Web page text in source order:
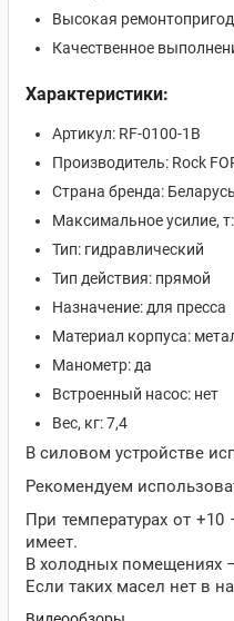
Высокая
Качественное
Характеристики:
Артикул: RF-0100-1B
Производитель: Rock
Страна бренда: Беларусь
Максимальное усилие,
Тип: гидравлический
Тип действия: прямой
Назначение: для пресса
Материал корпуса:
Манометр: да
Встроенный насос: нет
Вес, кг: 7,4
В силовом устройстве
Рекомендуем
При температурах от
имеет.
В холодных помещениях
Если таких масел нет в